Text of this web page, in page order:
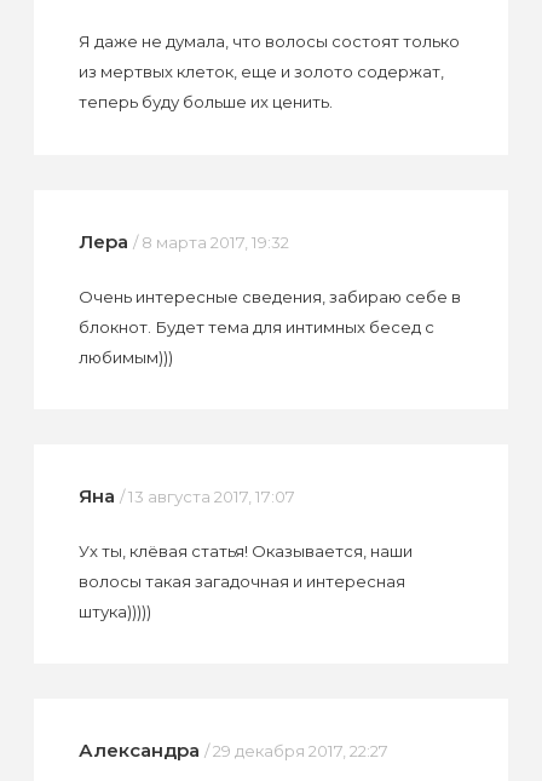
Я даже не думала, что волосы состоят только
из мертвых клеток, еще и золото содержат,
теперь буду больше их ценить.
Лера / 8 марта 2017, 19:32
Очень интересные сведения, забираю себе в
блокнот. Будет тема для интимных бесед с
любимым)))
Яна / 13 августа 2017, 17:07
Ух ты, клёвая статья! Оказывается, наши
волосы такая загадочная и интересная
штука)))))
Александра / 29 декабря 2017, 22:27